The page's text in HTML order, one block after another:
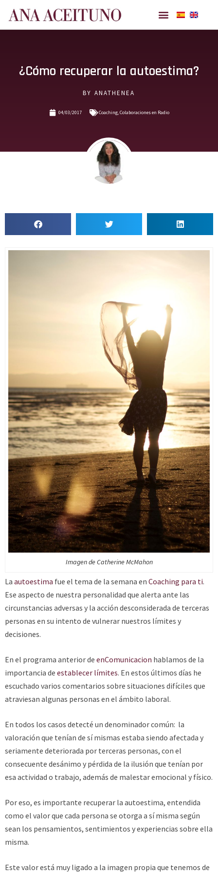
¿Cómo recuperar la autoestima?
BY ANATHENEA
04/03/2017 Coaching,Colaboraciones en Radio
Imagen de Catherine McMahon
La autoestima fue el tema de la semana en Coaching para ti.
Ese aspecto de nuestra personalidad que alerta ante las
circunstancias adversas y la acción desconsiderada de terceras
personas en su intento de vulnerar nuestros límites y
decisiones.
En el programa anterior de enComunicacion hablamos de la
importancia de establecer límites. En estos últimos días he
escuchado varios comentarios sobre situaciones difíciles que
atraviesan algunas personas en el ámbito laboral.
En todos los casos detecté un denominador común: la
valoración que tenían de sí mismas estaba siendo afectada y
seriamente deteriorada por terceras personas, con el
consecuente desánimo y pérdida de la ilusión que tenían por
esa actividad o trabajo, además de malestar emocional y físico.
Por eso, es importante recuperar la autoestima, entendida
como el valor que cada persona se otorga a sí misma según
sean los pensamientos, sentimientos y experiencias sobre ella
misma.
Este valor está muy ligado a la imagen propia que tenemos de